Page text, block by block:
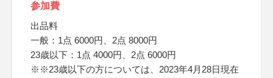
参加費
出品料
一般：1点 6000円、2点 8000円
23歳以下：1点 4000円、2点 6000円
※※23歳以下の方については、2023年4月28日現在